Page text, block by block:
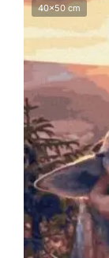
40x50 cm